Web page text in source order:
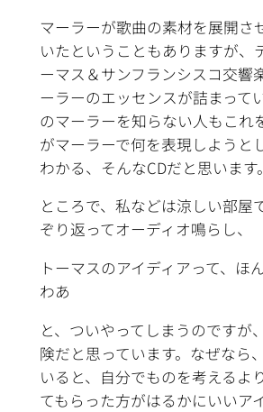
マーラーが歌曲の素材を展開さ
いたということもありますが、
ーマス＆サンフランシスコ交響
ーラーのエッセンスが詰まって
のマーラーを知らない人もこれ
がマーラーで何を表現しようと
わかる、そんなCDだと思います。
ところで、私などは涼しい部屋
ぞり返ってオーディオ鳴らし、
トーマスのアイディアって、ほ
わあ
と、ついやってしまうのですが
険だと思っています。なぜなら
いると、自分でものを考えるよ
てもらった方がはるかにいいア